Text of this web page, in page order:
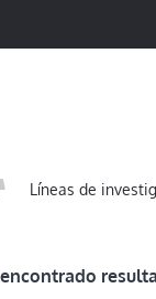
Líneas de